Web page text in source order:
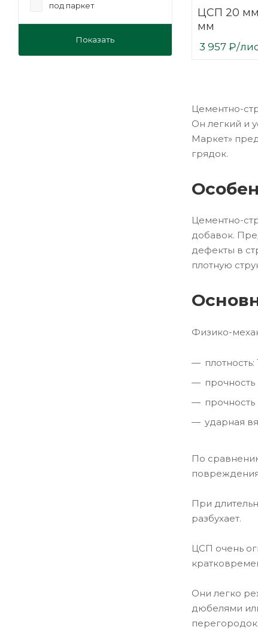
ЦСП 20 мм
мм
3 957 ₽/
Цементно-
Он легкий и
Маркет»
грядок.
Цементно-
добавок.
дефекты в
плотную
Физико-
плотность:
ударная
По
При
разбухает.
ЦСП очень
Они легко
дюбелями
под паркет
Показать